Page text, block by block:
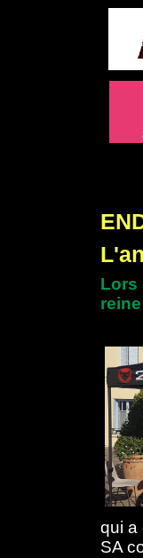
Lors
qui a
SA